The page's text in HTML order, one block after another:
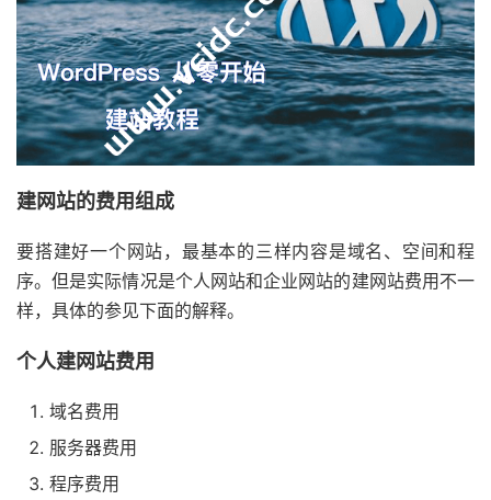
建网站的费用组成
要搭建好一个网站，最基本的三样内容是域名、空间和程
序。但是实际情况是个人网站和企业网站的建网站费用不一
样，具体的参见下面的解释。
个人建网站费用
域名费用
服务器费用
程序费用